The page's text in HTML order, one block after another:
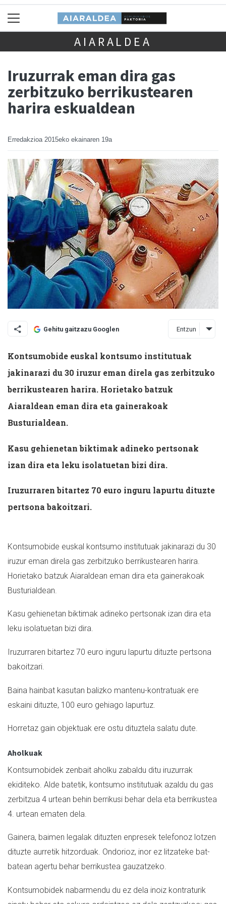
AIARALDEA
Iruzurrak eman dira gas
zerbitzuko berrikustearen
harira eskualdean
Erredakzioa 2015eko ekainaren 19a
Gehitu gaitzazu Googlen Entzun
Kontsumobide euskal kontsumo institutuak
jakinarazi du 30 iruzur eman direla gas zerbitzuko
berrikustearen harira. Horietako batzuk
Aiaraldean eman dira eta gainerakoak
Busturialdean.
Kasu gehienetan biktimak adineko pertsonak
izan dira eta leku isolatuetan bizi dira.
Iruzurraren bitartez 70 euro inguru lapurtu dituzte
pertsona bakoitzari.
Kontsumobide euskal kontsumo institutuak jakinarazi du 30
iruzur eman direla gas zerbitzuko berrikustearen harira.
Horietako batzuk Aiaraldean eman dira eta gainerakoak
Busturialdean.
Kasu gehienetan biktimak adineko pertsonak izan dira eta
leku isolatuetan bizi dira.
Iruzurraren bitartez 70 euro inguru lapurtu dituzte pertsona
bakoitzari.
Baina hainbat kasutan balizko mantenu-kontratuak ere
eskaini dituzte, 100 euro gehiago lapurtuz.
Horretaz gain objektuak ere ostu dituztela salatu dute.
Aholkuak
Kontsumobidek zenbait aholku zabaldu ditu iruzurrak
ekiditeko. Alde batetik, kontsumo institutuak azaldu du gas
zerbitzua 4 urtean behin berrikusi behar dela eta berrikustea
4. urtean ematen dela.
Gainera, baimen legalak dituzten enpresek telefonoz lotzen
dituzte aurretik hitzorduak. Ondorioz, inor ez litzateke bat-
batean agertu behar berrikustea gauzatzeko.
Kontsumobidek nabarmendu du ez dela inoiz kontraturik